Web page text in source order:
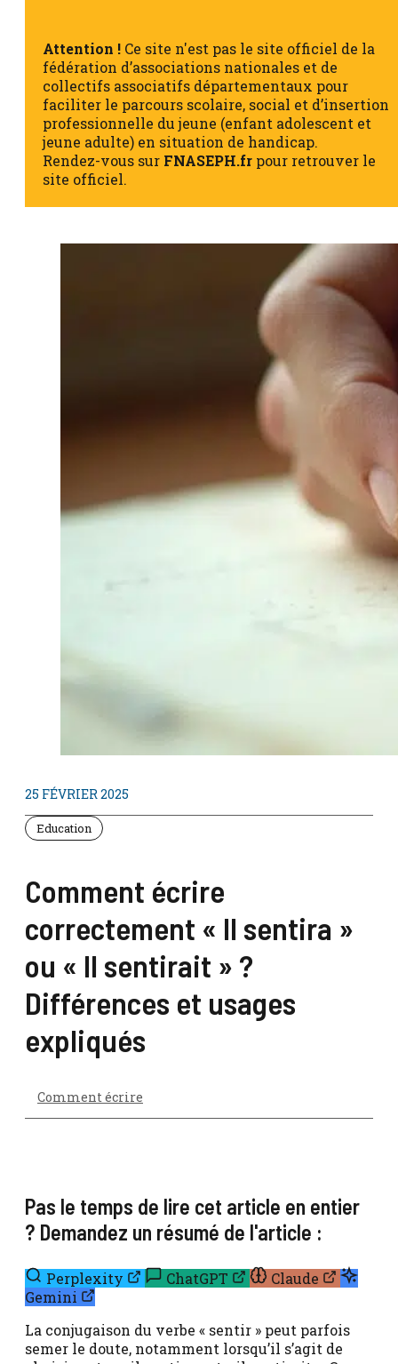
Attention ! Ce site n'est pas le site officiel de la
fédération d’associations nationales et de
collectifs associatifs départementaux pour
faciliter le parcours scolaire, social et d’insertion
professionnelle du jeune (enfant adolescent et
jeune adulte) en situation de handicap.
Rendez-vous sur FNASEPH.fr pour retrouver le
site officiel.
25 FÉVRIER 2025
Education
Comment écrire
correctement « Il sentira »
ou « Il sentirait » ?
Différences et usages
expliqués
Comment écrire
Pas le temps de lire cet article en entier
? Demandez un résumé de l'article :
Perplexity ChatGPT
Claude
Gemini
La conjugaison du verbe « sentir » peut parfois
semer le doute, notamment lorsqu’il s’agit de